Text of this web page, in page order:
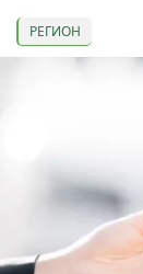
РЕГИОН